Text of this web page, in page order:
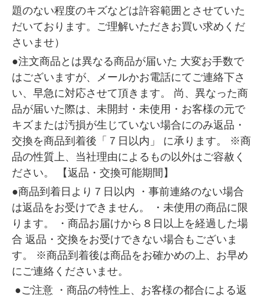
題のない程度のキズなどは許容範囲とさせていた
だいております。ご理解いただきお買い求めくだ
さいませ）
●注文商品とは異なる商品が届いた 大変お手数で
はございますが、メールかお電話にてご連絡下さ
い、早急に対応させて頂きます。 尚、異なった商
品が届いた際は、未開封・未使用・お客様の元で
キズまたは汚損が生じていない場合にのみ返品・
交換を商品到着後「７日以内」 に承ります。 ※商
品の性質上、当社理由によるもの以外はご容赦く
ださい。 【返品・交換可能期間】
●商品到着日より７日以内 ・事前連絡のない場合
は返品をお受けできません。 ・未使用の商品に限
ります。 ・商品お届けから８日以上を経過した場
合 返品・交換をお受けできない場合もございま
す。 ※商品到着後は商品をお確かめの上、お早め
にご連絡くださいませ。
●ご注意 ・商品の特性上、お客様の都合による返